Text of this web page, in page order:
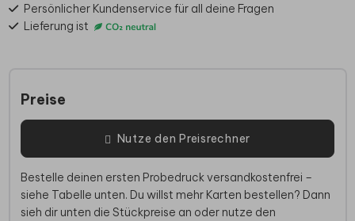
Persönlicher Kundenservice für all deine Fragen
Lieferung ist
Preise
Nutze den Preisrechner
Bestelle deinen ersten Probedruck versandkostenfrei –
siehe Tabelle unten. Du willst mehr Karten bestellen? Dann
sieh dir unten die Stückpreise an oder nutze den